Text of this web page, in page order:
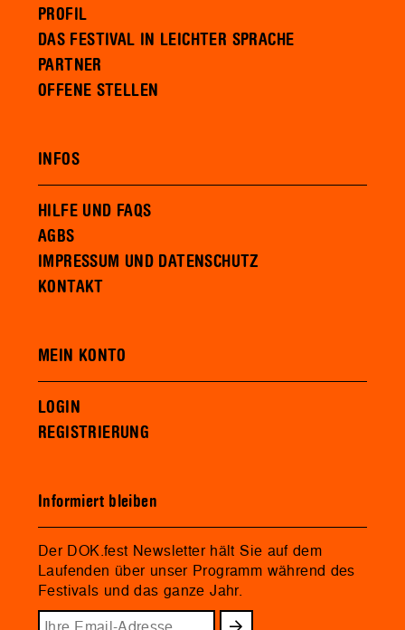
PROFIL
DAS FESTIVAL IN LEICHTER SPRACHE
PARTNER
OFFENE STELLEN
INFOS
HILFE UND FAQS
AGBS
IMPRESSUM UND DATENSCHUTZ
KONTAKT
MEIN KONTO
LOGIN
REGISTRIERUNG
Informiert bleiben
Der DOK.fest Newsletter hält Sie auf dem
Laufenden über unser Programm während des
Festivals und das ganze Jahr.